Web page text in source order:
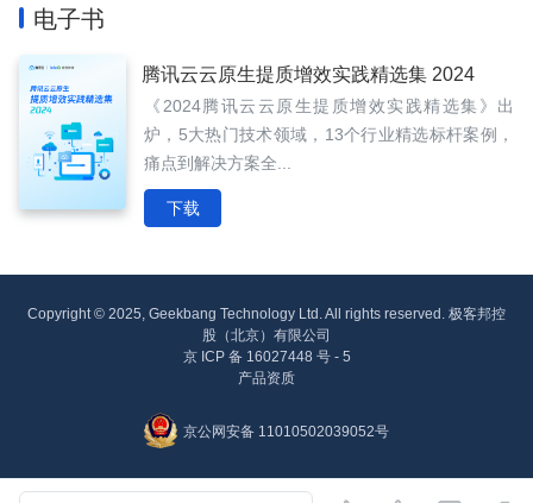
电子书
腾讯云云原生提质增效实践精选集 2024
《2024腾讯云云原生提质增效实践精选集》出
炉，5大热门技术领域，13个行业精选标杆案例，
痛点到解决方案全...
下载
Copyright © 2025, Geekbang Technology Ltd. All rights reserved. 极客邦控
股（北京）有限公司
京 ICP 备 16027448 号 - 5
产品资质
京公网安备 11010502039052号